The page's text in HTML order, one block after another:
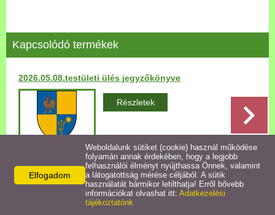
Bezerédj Amália Óvoda
Egyéb intézmények
Egyéb szolgáltatások
Egészségügyi ellátás
Uraiújfalu Sportegyesület
Kapcsolódó termékek
2026.05.08.testületi ülés jegyzőkönyve
Részletek
Vissza az előző oldalra!
Elfogadom
Weboldalunk sütiket (cookie) használ működése
folyamán annak érdekében, hogy a legjobb
felhasználói élményt nyújthassa Önnek, valamint
a látogatottság mérése céljából. A sütik
használatát bármikor letilthatja! Erről bővebb
információkat olvashat itt: Adatkezelési
tájékoztatónk